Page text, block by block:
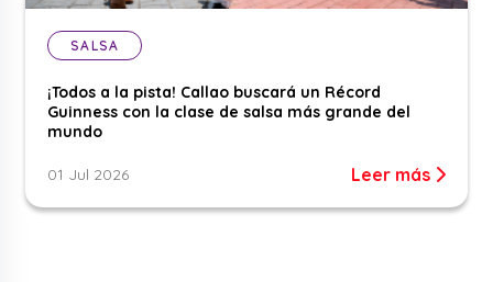
SALSA
¡Todos a la pista! Callao buscará un Récord
Guinness con la clase de salsa más grande del
mundo
01 Jul 2026 Leer más